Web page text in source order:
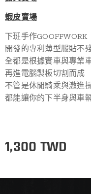
蝦皮賣場
下班手作GOOFFWORK
開發的專利薄型服貼不
全都是根據實車與專業
再進電腦製板切割而成
不管是休閒騎乘與激進
都能讓你的下半身與車
1,300 TWD